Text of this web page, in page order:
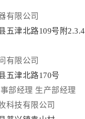
有限公司
五津北路109号附
有限公司
五津北路170号
部经理 生产部经理
科技有限公司